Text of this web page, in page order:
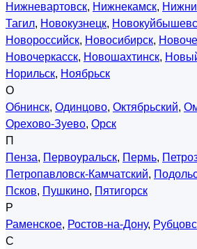
Нижневартовск, Нижнекамск,
Тагил, Новокузнецк,
Новороссийск, Новосибирск,
Новочеркасск, Новошахтинск,
Норильск, Ноябрьск
О
Обнинск, Одинцово, Октябрьский,
Орехово-Зуево, Орск
П
Пенза, Первоуральск, Пермь,
Петропавловск-Камчатский,
Псков, Пушкино, Пятигорск
Р
Раменское, Ростов-на-Дону,
С